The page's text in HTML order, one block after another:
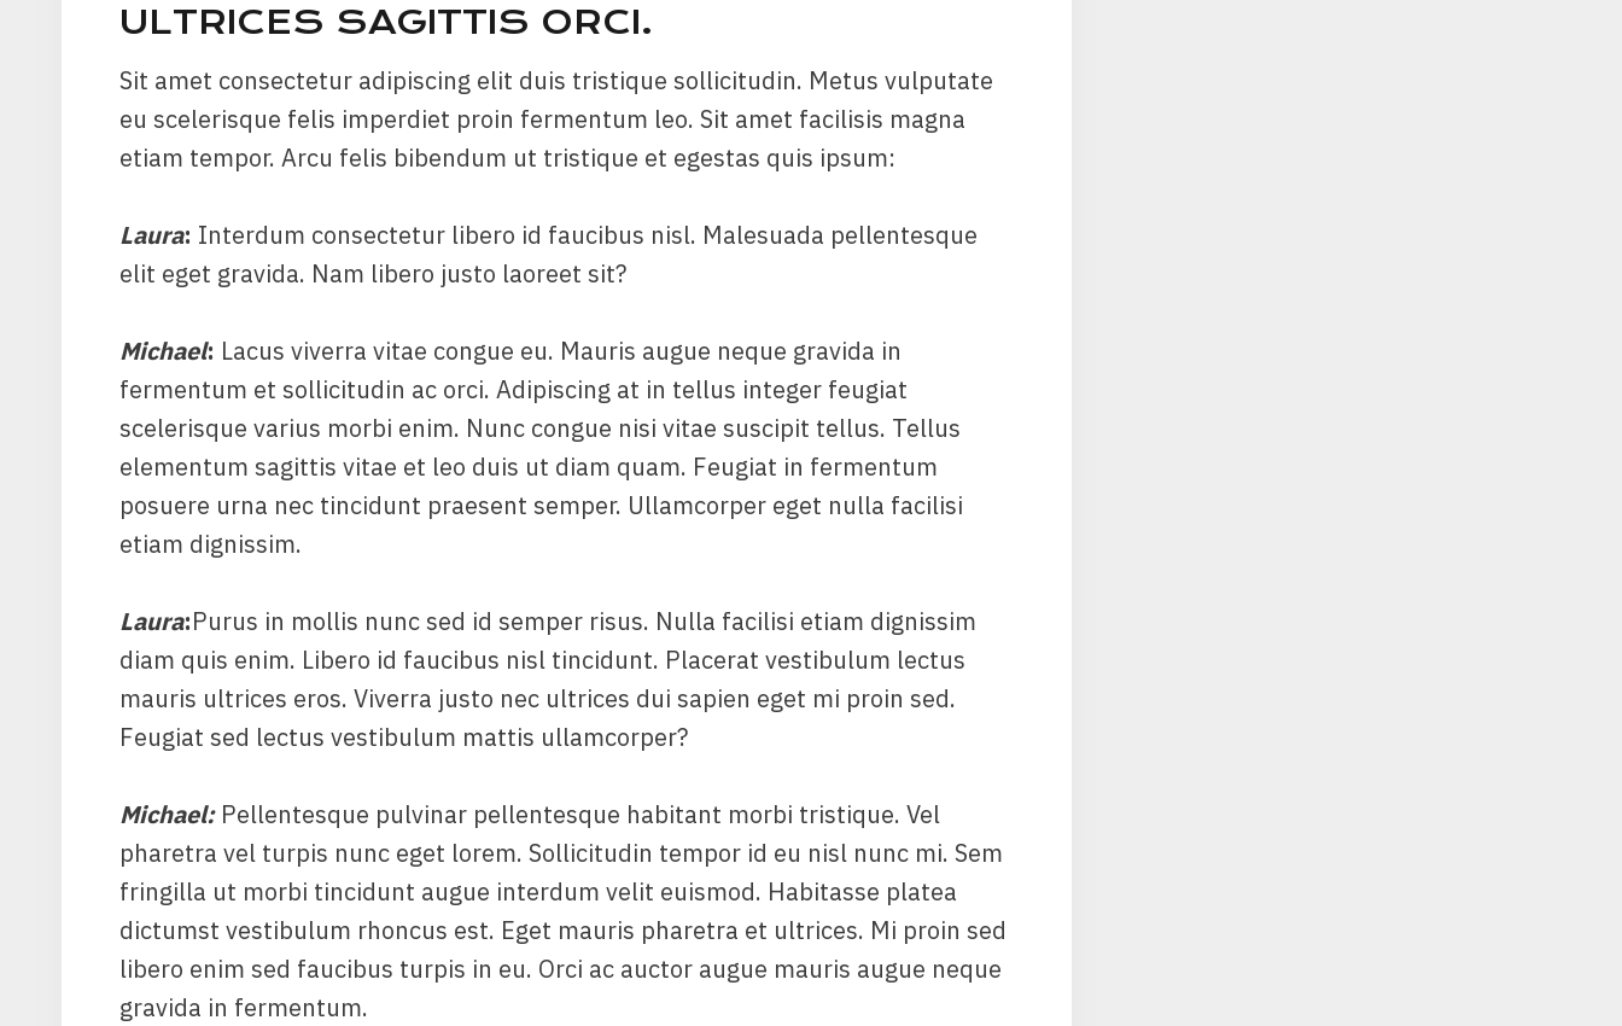
ULTRICES SAGITTIS ORCI.
Sit amet consectetur adipiscing elit duis tristique sollicitudin. Metus vulputate
eu scelerisque felis imperdiet proin fermentum leo. Sit amet facilisis magna
etiam tempor. Arcu felis bibendum ut tristique et egestas quis ipsum:
Laura: Interdum consectetur libero id faucibus nisl. Malesuada pellentesque
elit eget gravida. Nam libero justo laoreet sit?
Michael: Lacus viverra vitae congue eu. Mauris augue neque gravida in
fermentum et sollicitudin ac orci. Adipiscing at in tellus integer feugiat
scelerisque varius morbi enim. Nunc congue nisi vitae suscipit tellus. Tellus
elementum sagittis vitae et leo duis ut diam quam. Feugiat in fermentum
posuere urna nec tincidunt praesent semper. Ullamcorper eget nulla facilisi
etiam dignissim.
Laura:Purus in mollis nunc sed id semper risus. Nulla facilisi etiam dignissim
diam quis enim. Libero id faucibus nisl tincidunt. Placerat vestibulum lectus
mauris ultrices eros. Viverra justo nec ultrices dui sapien eget mi proin sed.
Feugiat sed lectus vestibulum mattis ullamcorper?
Michael:Pellentesque pulvinar pellentesque habitant morbi tristique. Vel
pharetra vel turpis nunc eget lorem. Sollicitudin tempor id eu nisl nunc mi. Sem
fringilla ut morbi tincidunt augue interdum velit euismod. Habitasse platea
dictumst vestibulum rhoncus est. Eget mauris pharetra et ultrices. Mi proin sed
libero enim sed faucibus turpis in eu. Orci ac auctor augue mauris augue neque
gravida in fermentum.